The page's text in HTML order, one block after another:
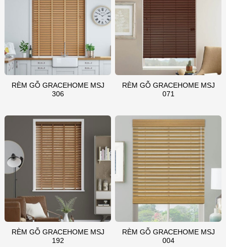
RÈM GỖ GRACEHOME MSJ
306
RÈM GỖ GRACEHOME MSJ
071
RÈM GỖ GRACEHOME MSJ
192
RÈM GỖ GRACEHOME MSJ
004